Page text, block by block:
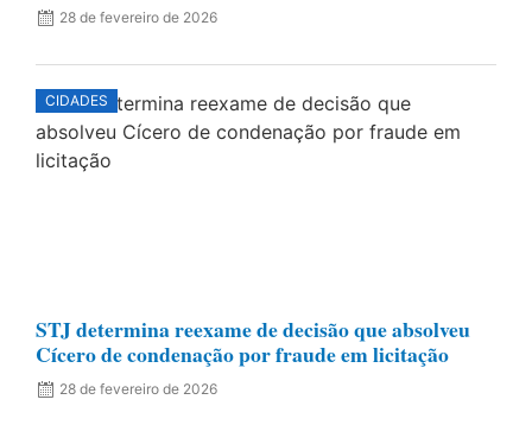
28 de fevereiro de 2026
CIDADES
STJ determina reexame de decisão que absolveu
Cícero de condenação por fraude em licitação
28 de fevereiro de 2026